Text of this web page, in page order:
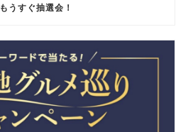
もうすぐ抽選会！